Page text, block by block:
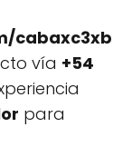
cabaxc3xb
vía +54
para